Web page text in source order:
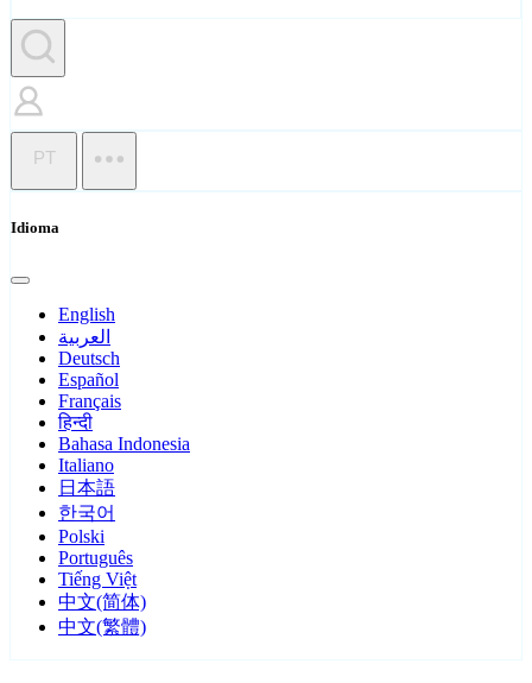
PT
Idioma
English
العربية
Deutsch
Español
Français
हिन्दी
Bahasa Indonesia
Italiano
日本語
한국어
Polski
Português
Tiếng Việt
中文(简体)
中文(繁體)